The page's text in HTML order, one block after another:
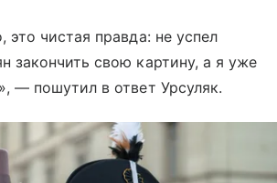
это чистая правда: не успел
закончить свою картину, а я уже
— пошутил в ответ Урсуляк.